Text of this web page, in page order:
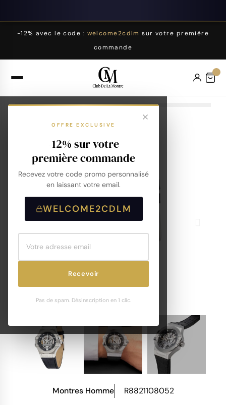
-12% avec le code : welcome2cdlm sur votre première
commande
OFFRE EXCLUSIVE
-12% sur votre
première commande
Recevez votre code promo personnalisé
en laissant votre email.
WELCOME2CDLM
Recevoir
Pas de spam. Désinscription en 1 clic.
Montres Homme R8821108052